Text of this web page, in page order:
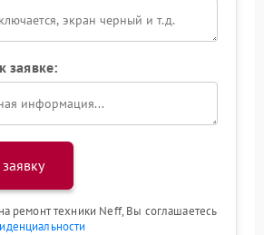
заявке:
ремонт техники Neff, Вы соглашаетесь